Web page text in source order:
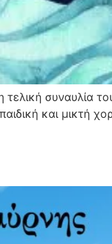
συναυλία
και μικτή